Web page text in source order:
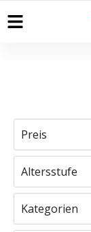
Start
Preis
Altersstufe
Kategorien